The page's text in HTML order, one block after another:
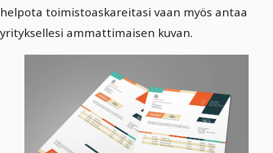
helpota toimistoaskareitasi vaan myös antaa
yrityksellesi ammattimaisen kuvan.